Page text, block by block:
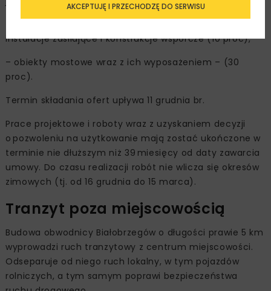
instalacje zasilające i konstrukcje wsporcze (10 proc),
– obiekty mostowe wraz z ich wyposażeniem – (30
proc).
Termin składania ofert upływa 11 grudnia br.
Prace projektowe i roboty wraz z uzyskaniem decyzji
o pozwoleniu na użytkowanie mają zostać ukończone w
terminie nie dłuższym niż 39 miesięcy od daty zawarcia
umowy. Do czasu realizacji robót nie wlicza się okresów
zimowych (tj. od 16 grudnia do 15 marca).
Tranzyt poza miejscowością
Budowa obwodnicy Białobrzegów o długości prawie 5 km
wyprowadzi ruch tranzytowy z centrum miejscowości.
Odseparuje od niego ruch lokalny, w tym pojazdów
rolniczych, a tym samym poprawi bezpieczeństwa
AKCEPTUJĘ I PRZECHODZĘ DO SERWISU